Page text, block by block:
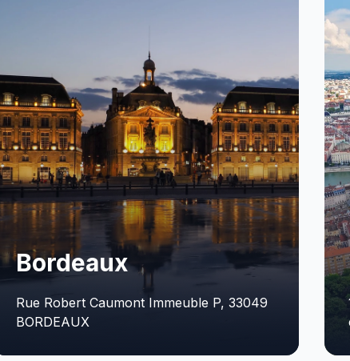
Lyon
129 Rue Servient, Tour Part-Dieu, 21e
étage, 69003 LYON